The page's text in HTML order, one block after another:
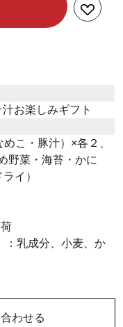
わせる
お楽しみギフト
こ・豚汁）×各２、
野菜・海苔・かに
イ）
：乳成分、小麦、か